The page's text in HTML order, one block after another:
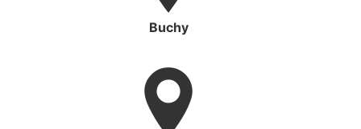
Buchy